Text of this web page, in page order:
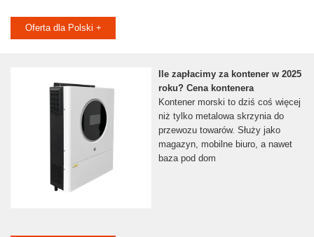
Oferta dla Polski +
Ile zapłacimy za kontener w 2025
roku? Cena kontenera
Kontener morski to dziś coś więcej
niż tylko metalowa skrzynia do
przewozu towarów. Służy jako
magazyn, mobilne biuro, a nawet
baza pod dom